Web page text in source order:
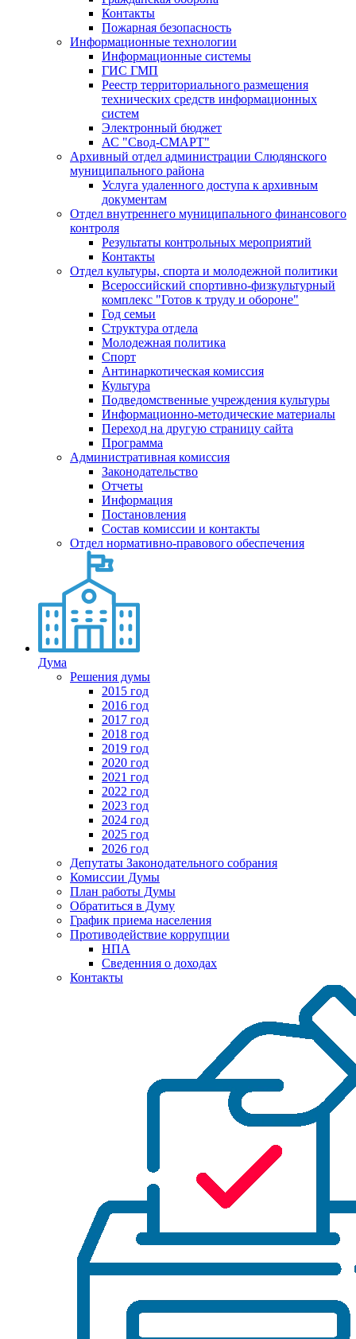
Контакты
Пожарная безопасность
Информационные технологии
Информационные системы
ГИС ГМП
Реестр территориального размещения
технических средств информационных
систем
Электронный бюджет
АС "Свод-СМАРТ"
Архивный отдел администрации Слюдянского
муниципального района
Услуга удаленного доступа к архивным
документам
Отдел внутреннего муниципального финансового
контроля
Результаты контрольных мероприятий
Контакты
Отдел культуры, спорта и молодежной политики
Всероссийский спортивно-физкультурный
комплекс "Готов к труду и обороне"
Год семьи
Структура отдела
Молодежная политика
Спорт
Антинаркотическая комиссия
Культура
Подведомственные учреждения культуры
Информационно-методические материалы
Переход на другую страницу сайта
Программа
Административная комиссия
Законодательство
Отчеты
Информация
Постановления
Состав комиссии и контакты
Отдел нормативно-правового обеспечения
Дума
Решения думы
2015 год
2016 год
2017 год
2018 год
2019 год
2020 год
2021 год
2022 год
2023 год
2024 год
2025 год
2026 год
Депутаты Законодательного собрания
Комиссии Думы
План работы Думы
Обратиться в Думу
График приема населения
Противодействие коррупции
НПА
Сведенния о доходах
Контакты